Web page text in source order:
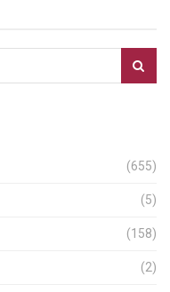
(655)
(5)
(158)
(2)